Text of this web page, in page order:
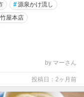
#源泉かけ流し
竹屋本店
by マーさん
投稿日：2ヶ月前